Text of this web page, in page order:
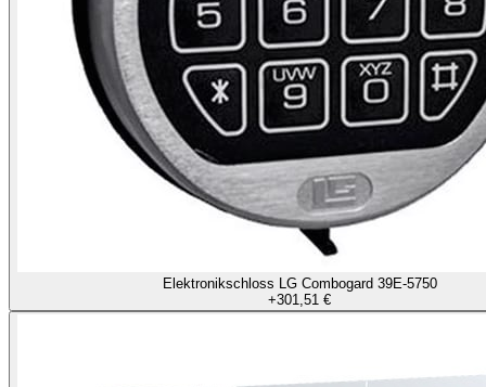
Elektronikschloss LG Combogard 39E-5750
+301,51 €